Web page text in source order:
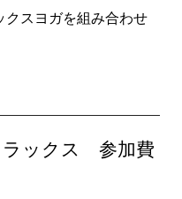
スヨガを組み合わせ
ラックス 参加費